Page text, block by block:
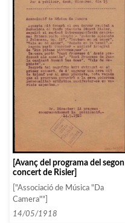
[Avanç del programa del segon
concert de Risler]
["Associació de Música "Da
Camera""]
14/05/1918